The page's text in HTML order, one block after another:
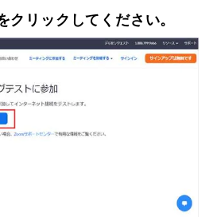
クリックしてください。